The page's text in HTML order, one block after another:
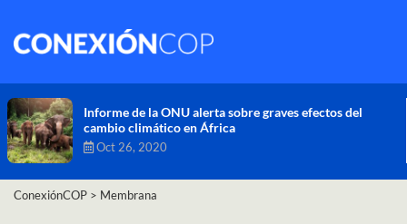
Comisión de Alto Nivel de Cambio Climático aprueba
nueva ambición climática del Perú
Dic 16, 2020
ConexiónCOP > Membrana